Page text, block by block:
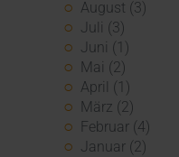
August (3)
Juli (3)
Juni (1)
Mai (2)
April (1)
März (2)
Februar (4)
Januar (2)